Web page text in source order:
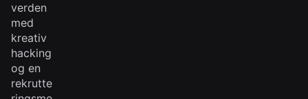
verden
med
kreativ
hacking
og en
rekrutte